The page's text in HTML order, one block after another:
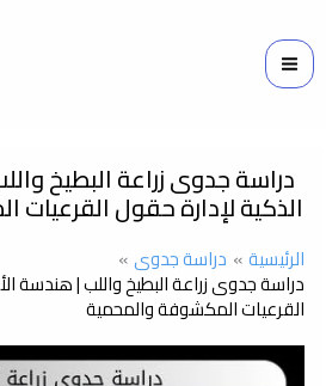
دراسة جدوى زراعة البطيخ
الذكية لإدارة حقول
الرئيسية دراسة جدوى
دراسة جدوى زراعة البطيخ واللب | هندسة
القرعيات المكشوفة والمحمية